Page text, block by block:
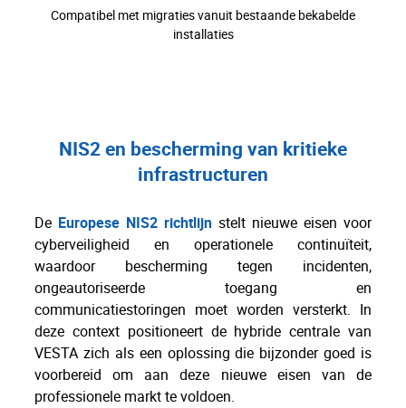
Compatibel met migraties vanuit bestaande bekabelde
installaties
NIS2 en bescherming van kritieke
infrastructuren
De Europese NIS2 richtlijn stelt nieuwe eisen voor
cyberveiligheid en operationele continuïteit,
waardoor bescherming tegen incidenten,
ongeautoriseerde toegang en
communicatiestoringen moet worden versterkt. In
deze context positioneert de hybride centrale van
VESTA zich als een oplossing die bijzonder goed is
voorbereid om aan deze nieuwe eisen van de
professionele markt te voldoen.